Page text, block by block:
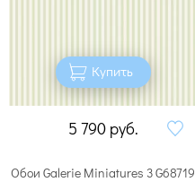
Купить
5 790 руб.
Обои Galerie Miniatures 3 G68719